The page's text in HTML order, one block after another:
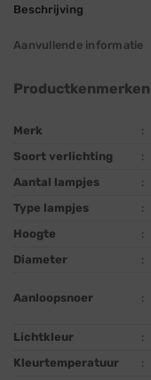
Beschrijving
Aanvullende informatie
Productkenmerken
Merk :
Soort verlichting
:
Aantal lampjes
:
Type lampjes
:
Hoogte
:
Diameter
:
Aanloopsnoer :
Lichtkleur :
Kleurtemperatuur
: